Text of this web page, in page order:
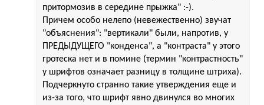
притормозив в середине прыжка" :-).
Причем особо нелепо (невежественно) звучат
"объяснения": "вертикали" были, напротив, у
ПРЕДЫДУЩЕГО "конденса", а "контраста" у этого
гротеска нет и в помине (термин "контрастность"
у шрифтов означает разницу в толщине штриха).
Подчеркнуто странно такие утверждения еще и
из-за того, что шрифт явно двинулся во многих